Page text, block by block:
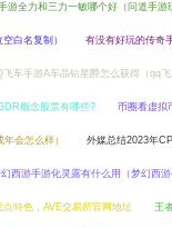
游全力和三力一敏哪个好（问道手游
白名复制） 有没有好玩的传奇
飞车手游A车晶钻星爵怎么获得（qq飞
概念股票有哪些? 币圈看虚拟
会怎么样） 外媒总结2023年
西游手游化灵露有什么用（梦幻西游
特色，AVE交易所官网地址 王